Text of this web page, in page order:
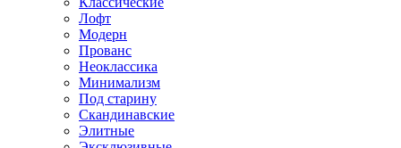
Лофт
Модерн
Прованс
Неоклассика
Минимализм
Под старину
Скандинавские
Элитные